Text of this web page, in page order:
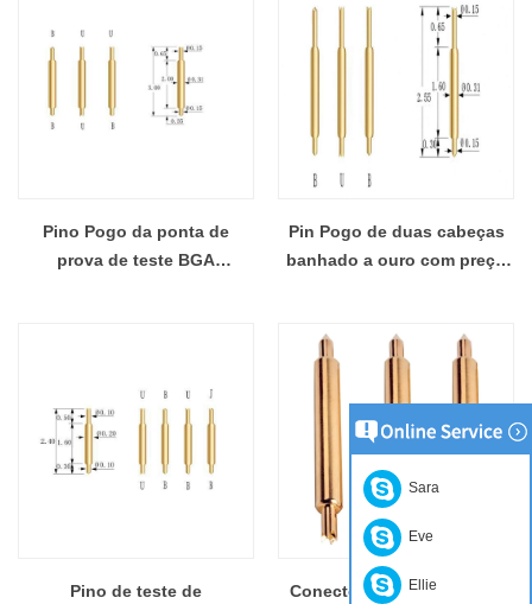
Pino Pogo da ponta de
prova de teste BGA
Pin Pogo de duas cabeças
banhado a ouro com preço
Pino de teste de
Conector de pino Pogo de
Sara
Eve
Ellie